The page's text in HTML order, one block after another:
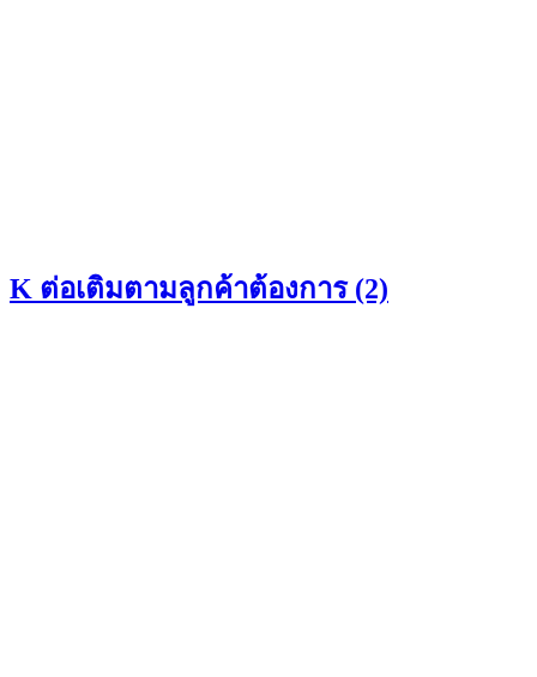
K ต่อเติมตามลูกค้าต้องการ (2)